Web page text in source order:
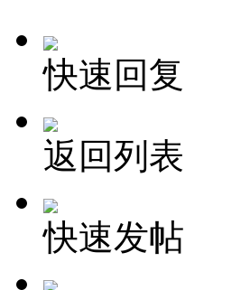
快速回复
返回列表
快速发帖